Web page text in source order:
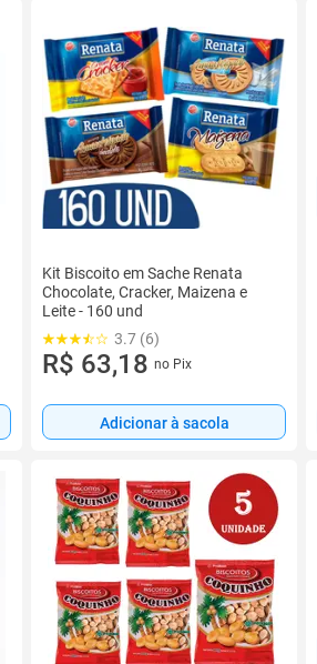
Kit Biscoito em Sache Renata
Chocolate, Cracker, Maizena e
Leite - 160 und
3.7 (6)
R$ 63,18 no Pix
Adicionar à sacola